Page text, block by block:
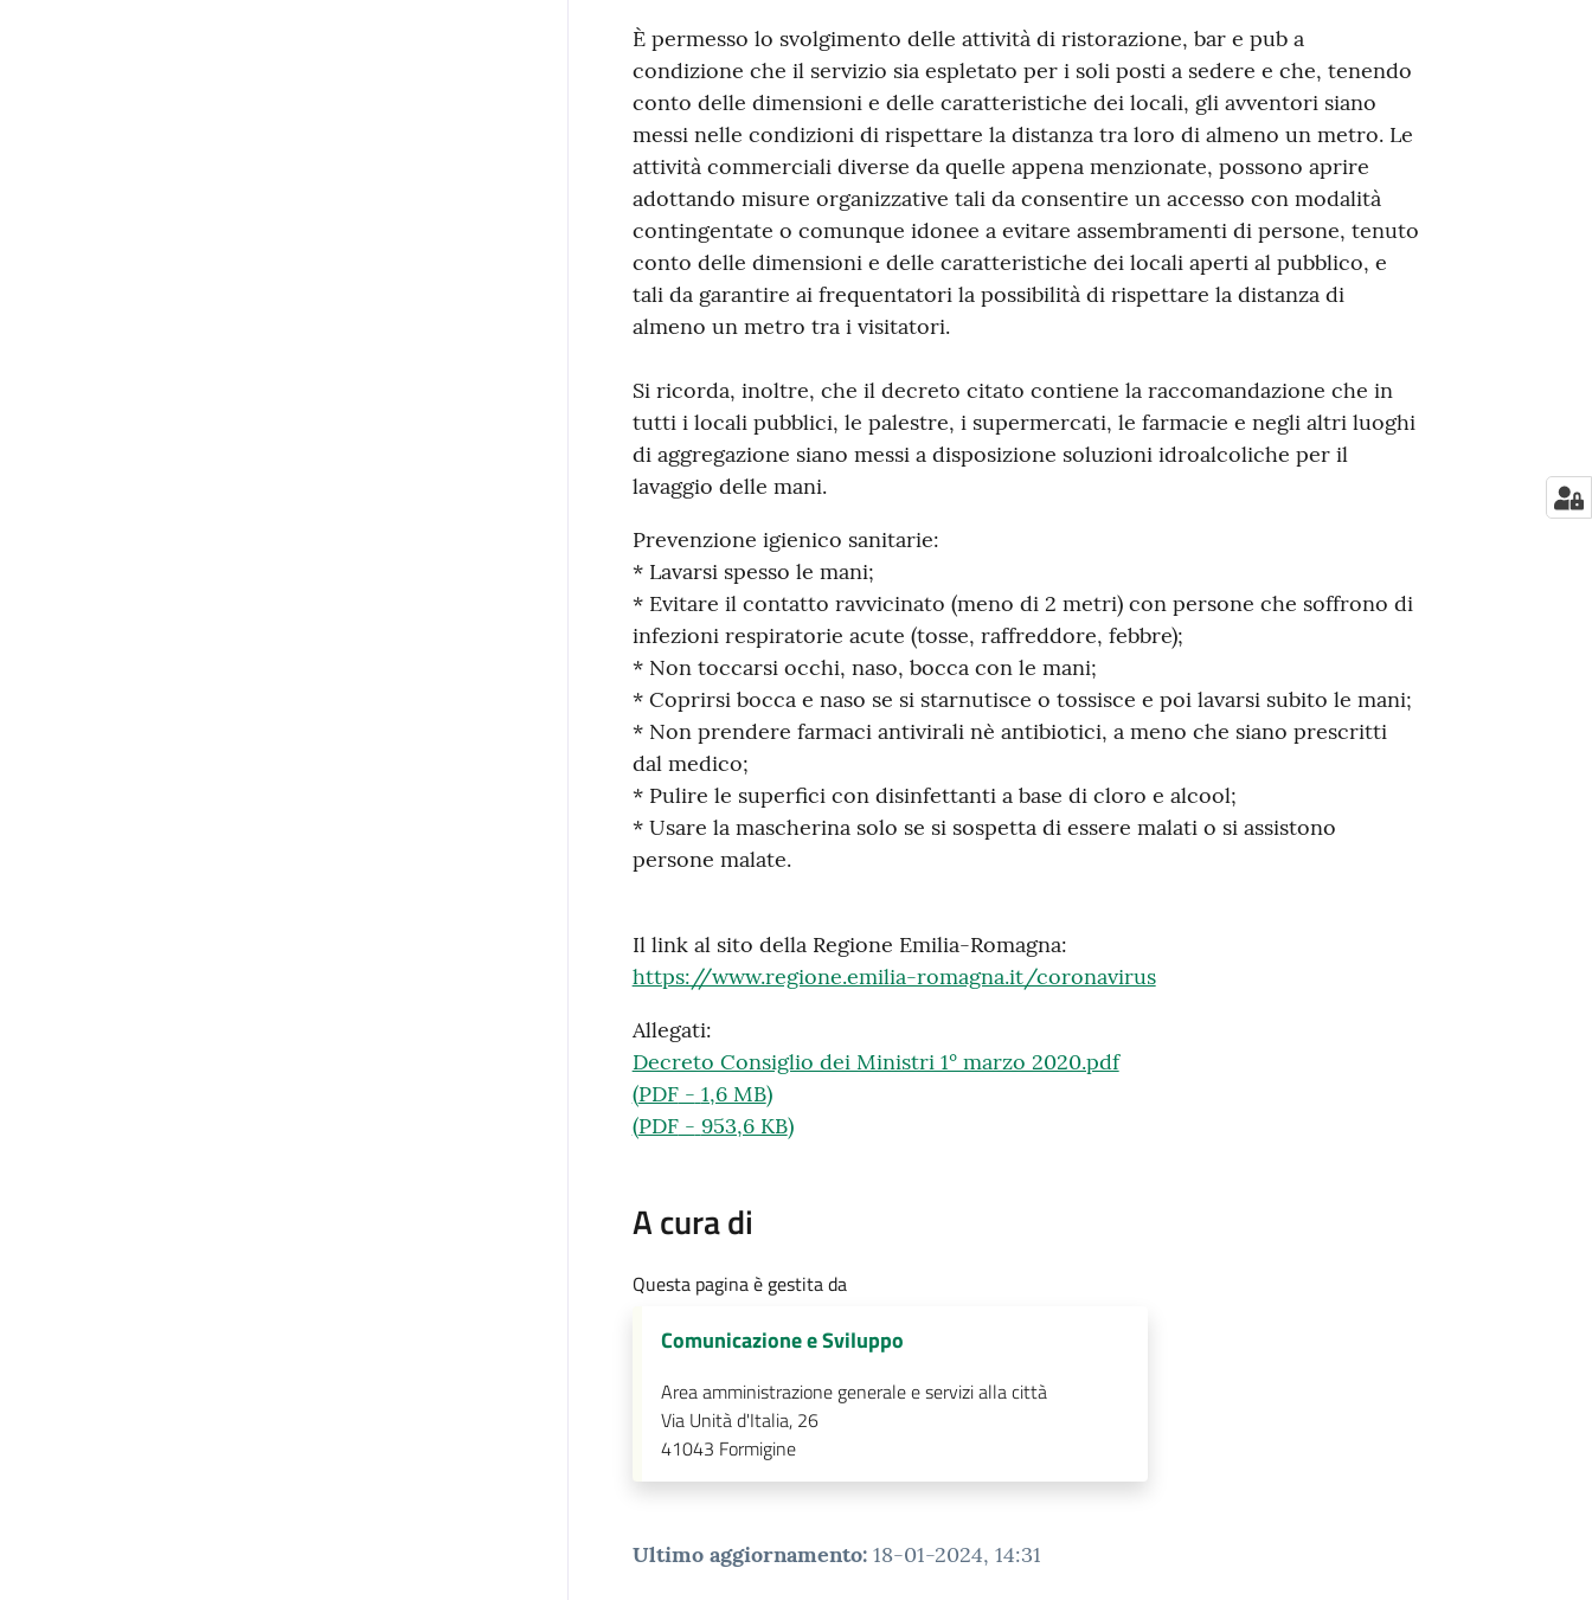
È permesso lo svolgimento delle attività di ristorazione, bar e pub a
condizione che il servizio sia espletato per i soli posti a sedere e che, tenendo
conto delle dimensioni e delle caratteristiche dei locali, gli avventori siano
messi nelle condizioni di rispettare la distanza tra loro di almeno un metro. Le
attività commerciali diverse da quelle appena menzionate, possono aprire
adottando misure organizzative tali da consentire un accesso con modalità
contingentate o comunque idonee a evitare assembramenti di persone, tenuto
conto delle dimensioni e delle caratteristiche dei locali aperti al pubblico, e
tali da garantire ai frequentatori la possibilità di rispettare la distanza di
almeno un metro tra i visitatori.
Si ricorda, inoltre, che il decreto citato contiene la raccomandazione che in
tutti i locali pubblici, le palestre, i supermercati, le farmacie e negli altri luoghi
di aggregazione siano messi a disposizione soluzioni idroalcoliche per il
lavaggio delle mani.
Prevenzione igienico sanitarie:
* Lavarsi spesso le mani;
* Evitare il contatto ravvicinato (meno di 2 metri) con persone che soffrono di
infezioni respiratorie acute (tosse, raffreddore, febbre);
* Non toccarsi occhi, naso, bocca con le mani;
* Coprirsi bocca e naso se si starnutisce o tossisce e poi lavarsi subito le mani;
* Non prendere farmaci antivirali nè antibiotici, a meno che siano prescritti
dal medico;
* Pulire le superfici con disinfettanti a base di cloro e alcool;
* Usare la mascherina solo se si sospetta di essere malati o si assistono
persone malate.
Il link al sito della Regione Emilia-Romagna:
https://www.regione.emilia-romagna.it/coronavirus
Allegati:
Decreto Consiglio dei Ministri 1° marzo 2020.pdf
(PDF- 1,6 MB)
(PDF- 953,6 KB)
A cura di
Questa pagina è gestita da
Comunicazione e Sviluppo
Area amministrazione generale e servizi alla città
Via Unità d'Italia, 26
41043 Formigine
Ultimo aggiornamento: 18-01-2024, 14:31